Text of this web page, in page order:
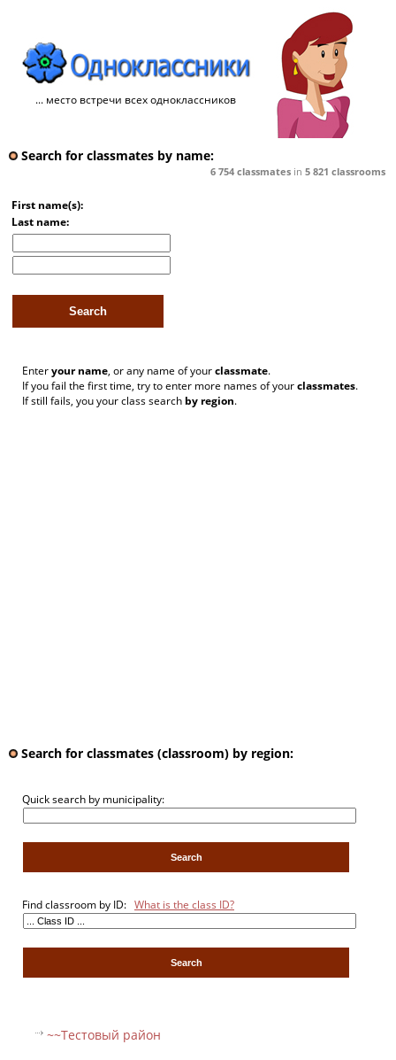
... место встречи всех одноклассников
Search for classmates by name:
6 754 classmatesin 5 821 classrooms
First name(s):
Last name:
Enteryour name, or any name of yourclassmate.
If you fail the first time, try to enter more names of yourclassmates.
If still fails, you your class search by region.
Search for classmates (classroom) by region:
Quick search by municipality:
Find classroom by ID: What is the class ID?
~~Тестовый pайон